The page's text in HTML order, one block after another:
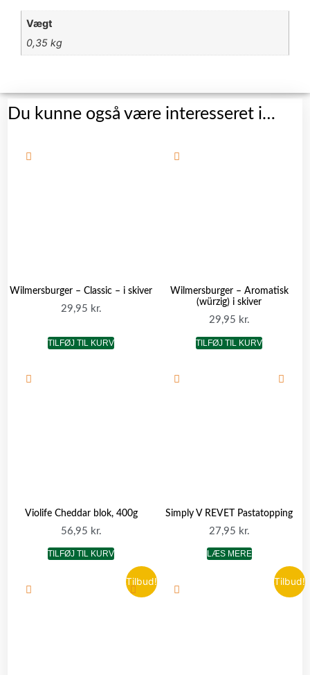
Vægt
0,35 kg
Du kunne også være interesseret i…
Wilmersburger – Classic – i skiver
29,95 kr.
TILFØJ TIL KURV
Wilmersburger – Aromatisk
(würzig) i skiver
29,95 kr.
TILFØJ TIL KURV
Violife Cheddar blok, 400g
56,95 kr.
TILFØJ TIL KURV
Simply V REVET Pastatopping
27,95 kr.
LÆS MERE
Tilbud! Tilbud!